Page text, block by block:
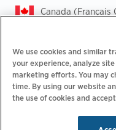
Canada (Français
Politique de confidentialité‌
Informations légales |
conduite des fournisseurs
We use cookies and similar
your experience, analyze
marketing efforts. You may
time. By using our website
the use of cookies and